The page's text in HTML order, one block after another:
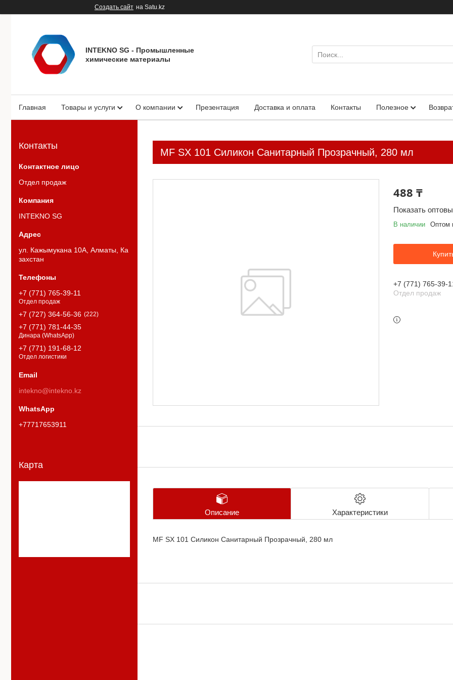
Создать сайт на Satu.kz
INTEKNO SG - Промышленные
химические материалы
Главная Товары и услуги О компании Презентация Доставка и оплата Контакты Полезное
MF SX 101 Силикон Санитарный Прозрачный, 280 мл
488 ₸
Показать
В наличии Оптом
+7 (771) 765-39-
Отдел продаж
Описание Характеристики
MF SX 101 Силикон Санитарный Прозрачный, 280 мл
Контакты
Отдел продаж
INTEKNO SG
ул. Кажымукана 10А, Алматы, Ка
захстан
+7 (771) 765-39-11
Отдел продаж
+7 (727) 364-56-36 222
+7 (771) 781-44-35
Динара (WhatsApp)
+7 (771) 191-68-12
Отдел логистики
intekno@intekno.kz
+77717653911
Карта